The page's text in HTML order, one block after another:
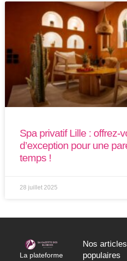
Spa privatif Lille : offrez-
d’exception pour une
temps !
28 juillet 2025
La plateforme
Nos articles
populaires